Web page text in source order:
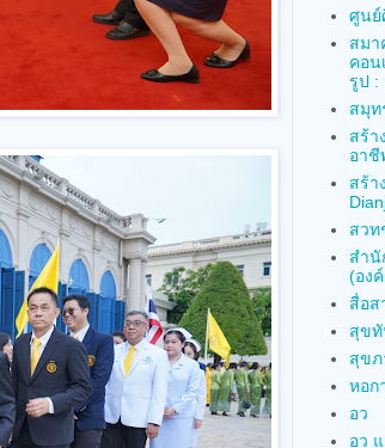
ศูนย์
สมา
คอน
รูป :
สมุท
สร้า
อาชี
สร้า
สวท
สำนั
(อง
สื่อส
สุขทั
สุขภ
หอก
อว
อว